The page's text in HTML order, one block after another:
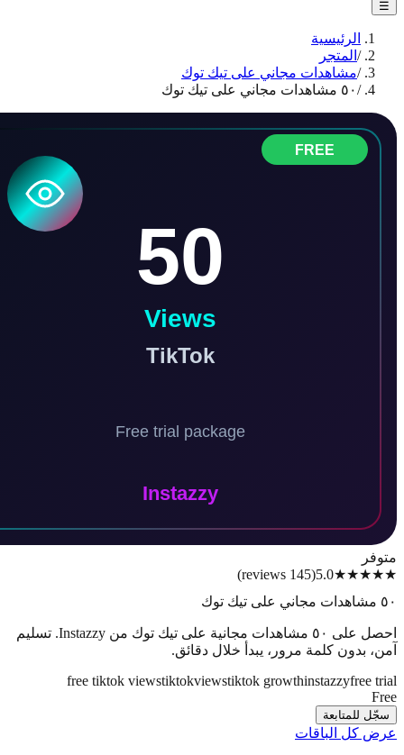
الرئيسية
المتجر
مشاهدات مجاني على تيك توك
5.0
(
145
reviews
)
احصل على ٥٠ مشاهدات مجانية على تيك توك من Instazzy. تسليم
كلمة مرور، يبدأ خلال دقائق.
free tiktok viewstiktokviews tiktok growthinstazzy
الباقات